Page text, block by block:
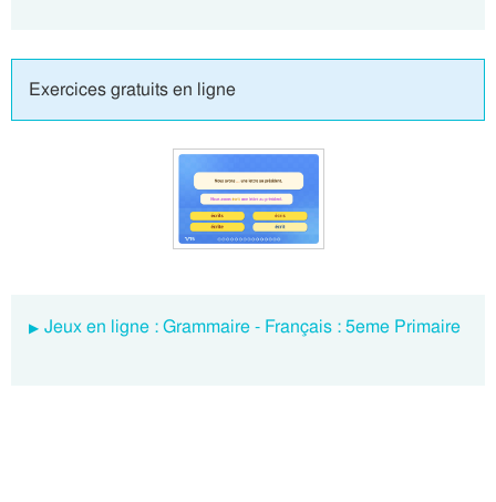
Exercices gratuits en ligne
Jeux en ligne : Grammaire - Français : 5eme Primaire